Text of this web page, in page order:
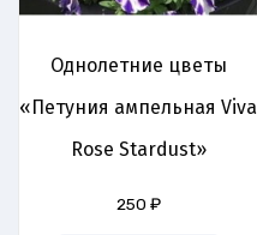
Однолетние цветы
«Петуния ампельная Viva
Rose Stardust»
250 ₽